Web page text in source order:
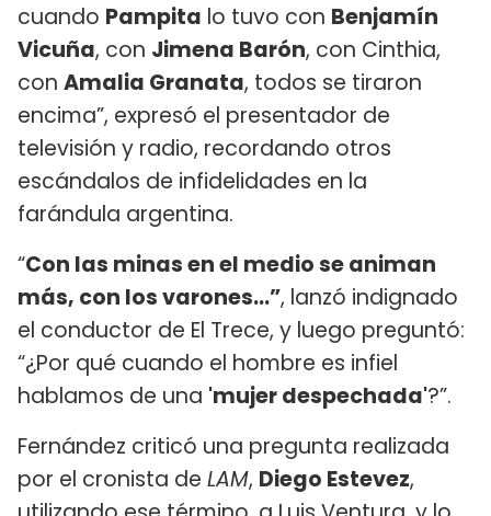
cuando Pampita lo tuvo con Benjamín
Vicuña, con Jimena Barón, con Cinthia,
con Amalia Granata, todos se tiraron
encima”, expresó el presentador de
televisión y radio, recordando otros
escándalos de infidelidades en la
farándula argentina.
“Con las minas en el medio se animan
más, con los varones...”, lanzó indignado
el conductor de El Trece, y luego preguntó:
“¿Por qué cuando el hombre es infiel
hablamos de una 'mujer despechada'?”.
Fernández criticó una pregunta realizada
por el cronista de LAM, Diego Estevez,